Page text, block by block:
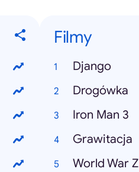
Filmy
Django
Drogówka
Iron Man 3
Grawitacja
World War Z